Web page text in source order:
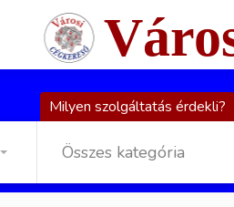
Milyen szolgáltatás érdekli?
Összes kategória